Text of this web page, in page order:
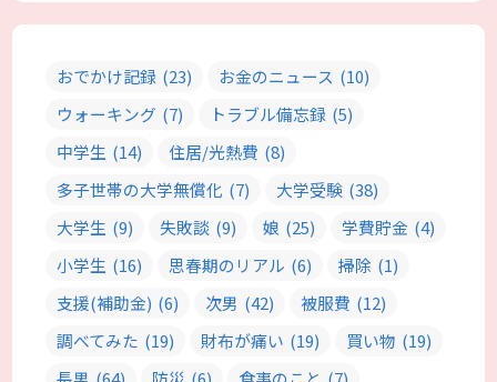
おでかけ記録 (23) お金のニュース (10)
ウォーキング (7) トラブル備忘録 (5)
中学生 (14) 住居/光熱費 (8)
多子世帯の大学無償化 (7) 大学受験 (38)
大学生 (9) 失敗談 (9) 娘 (25) 学費貯金 (4)
小学生 (16) 思春期のリアル (6) 掃除 (1)
支援(補助金) (6) 次男 (42) 被服費 (12)
調べてみた (19) 財布が痛い (19) 買い物 (19)